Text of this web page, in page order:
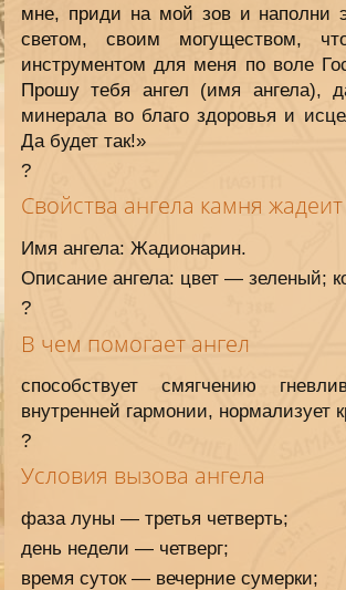
мне, приди на мой зов и наполни
светом, своим могуществом,
инструментом для меня по воле
Прошу тебя ангел (имя ангела),
минерала во благо здоровья и
Да будет так!»
?
Свойства ангела камня жадеит
Имя ангела: Жадионарин.
Описание ангела: цвет — зеленый;
?
В чем помогает ангел
способствует смягчению
внутренней гармонии, нормализует
?
Условия вызова ангела
фаза луны — третья четверть;
день недели — четверг;
время суток — вечерние сумерки;